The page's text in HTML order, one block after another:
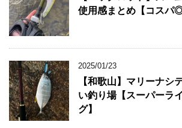
使用感まとめ【コスパ◎
2025/01/23
【和歌山】マリーナシ
い釣り場【スーパーラ
グ】